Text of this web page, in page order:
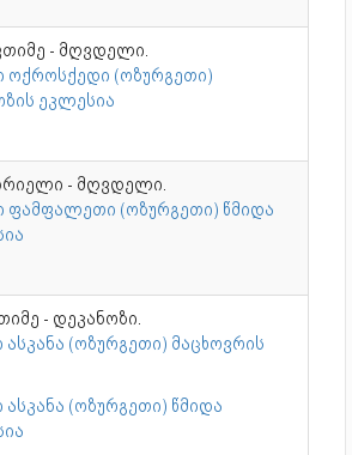
- მღვდელი.
ოქროსქედი (ოზურგეთი)
ეკლესია
- მღვდელი.
ფამფალეთი (ოზურგეთი) წმიდა
- დეკანოზი.
ასკანა (ოზურგეთი) მაცხოვრის
ასკანა (ოზურგეთი) წმიდა